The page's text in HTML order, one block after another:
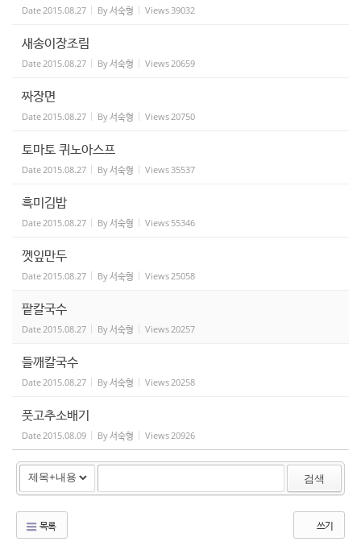
Date2015.08.27 By서숙형 Views39032
새송이장조림
Date2015.08.27 By서숙형 Views20659
짜장면
Date2015.08.27 By서숙형 Views20750
토마토 퀴노아스프
Date2015.08.27 By서숙형 Views35537
흑미김밥
Date2015.08.27 By서숙형 Views 55346
껫잎만두
Date2015.08.27 By서숙형 Views25058
팥칼국수
Date2015.08.27 By서숙형 Views20257
들깨칼국수
Date2015.08.27 By서숙형 Views20258
풋고추소배기
Date2015.08.09 By서숙형 Views20926
검색
목록 쓰기